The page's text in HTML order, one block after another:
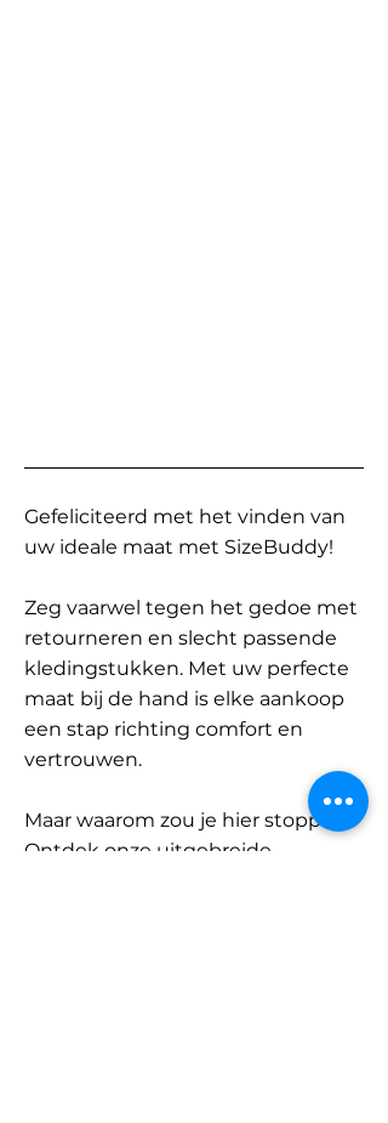
Gefeliciteerd met het vinden van
uw ideale maat met SizeBuddy!
Zeg vaarwel tegen het gedoe met
retourneren en slecht passende
kledingstukken. Met uw perfecte
maat bij de hand is elke aankoop
een stap richting comfort en
vertrouwen.
Maar waarom zou je hier stoppen?
Ontdek onze uitgebreide